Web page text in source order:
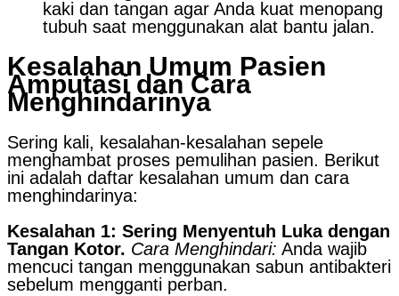
kaki dan tangan agar Anda kuat menopang
tubuh saat menggunakan alat bantu jalan.
Kesalahan Umum Pasien
Amputasi dan Cara
Menghindarinya
Sering kali, kesalahan-kesalahan sepele
menghambat proses pemulihan pasien. Berikut
ini adalah daftar kesalahan umum dan cara
menghindarinya:
Kesalahan 1: Sering Menyentuh Luka dengan
Tangan Kotor. Cara Menghindari: Anda wajib
mencuci tangan menggunakan sabun antibakteri
sebelum mengganti perban.